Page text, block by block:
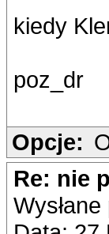
kiedy
poz_dr
Opcje:
Re: nie